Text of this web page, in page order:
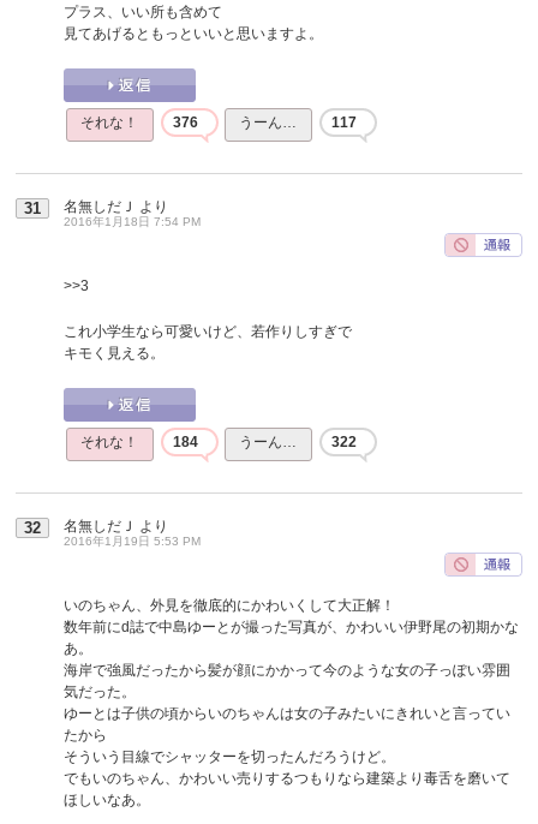
プラス、いい所も含めて
見てあげるともっといいと思いますよ。
それな！ 376 うーん… 117
31 名無しだＪ より
2016年1月18日 7:54 PM
>>3
これ小学生なら可愛いけど、若作りしすぎで
キモく見える。
それな！ 184 うーん… 322
32 名無しだＪ より
2016年1月19日 5:53 PM
いのちゃん、外見を徹底的にかわいくして大正解！
数年前にd誌で中島ゆーとが撮った写真が、かわいい伊野尾の初期かな
あ。
海岸で強風だったから髪が顔にかかって今のような女の子っぽい雰囲
気だった。
ゆーとは子供の頃からいのちゃんは女の子みたいにきれいと言ってい
たから
そういう目線でシャッターを切ったんだろうけど。
でもいのちゃん、かわいい売りするつもりなら建築より毒舌を磨いて
ほしいなあ。